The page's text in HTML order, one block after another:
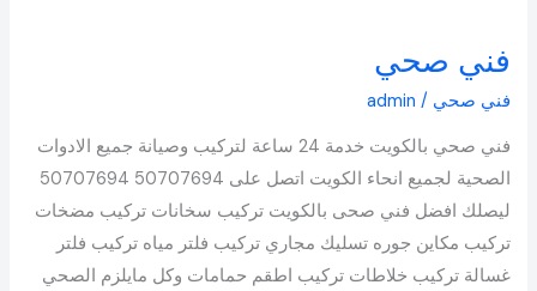
فني صحي
فني صحي /
admin
فني صحي بالكويت خدمة 24 ساعة لتركيب وصيانة جميع الادوات
الصحية لجميع انحاء الكويت اتصل على 50707694 50707694
ليصلك افضل فني صحى بالكويت تركيب سخانات تركيب مضخات
تركيب مكاين جوره تسليك مجاري تركيب فلتر مياه تركيب فلتر
غسالة تركيب خلاطات تركيب اطقم حمامات وكل مايلزم الصحي